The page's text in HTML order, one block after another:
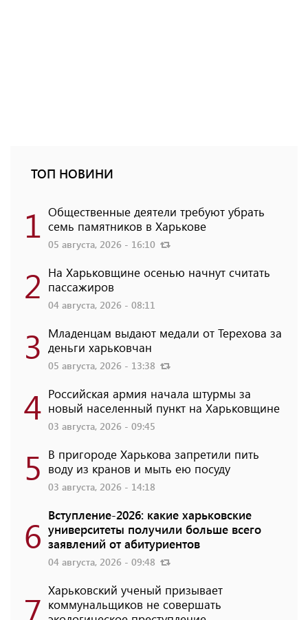
ТОП НОВИНИ
1 Общественные деятели требуют убрать
семь памятников в Харькове
05 августа, 2026 - 16:10
2 На Харьковщине осенью начнут считать
пассажиров
04 августа, 2026 - 08:11
3 Младенцам выдают медали от Терехова за
деньги харьковчан
05 августа, 2026 - 13:38
4 Российская армия начала штурмы за
новый населенный пункт на Харьковщине
03 августа, 2026 - 09:45
5 В пригороде Харькова запретили пить
воду из кранов и мыть ею посуду
03 августа, 2026 - 14:18
6 Вступление-2026: какие харьковские
университеты получили больше всего
заявлений от абитуриентов
04 августа, 2026 - 09:48
7 Харьковский ученый призывает
коммунальщиков не совершать